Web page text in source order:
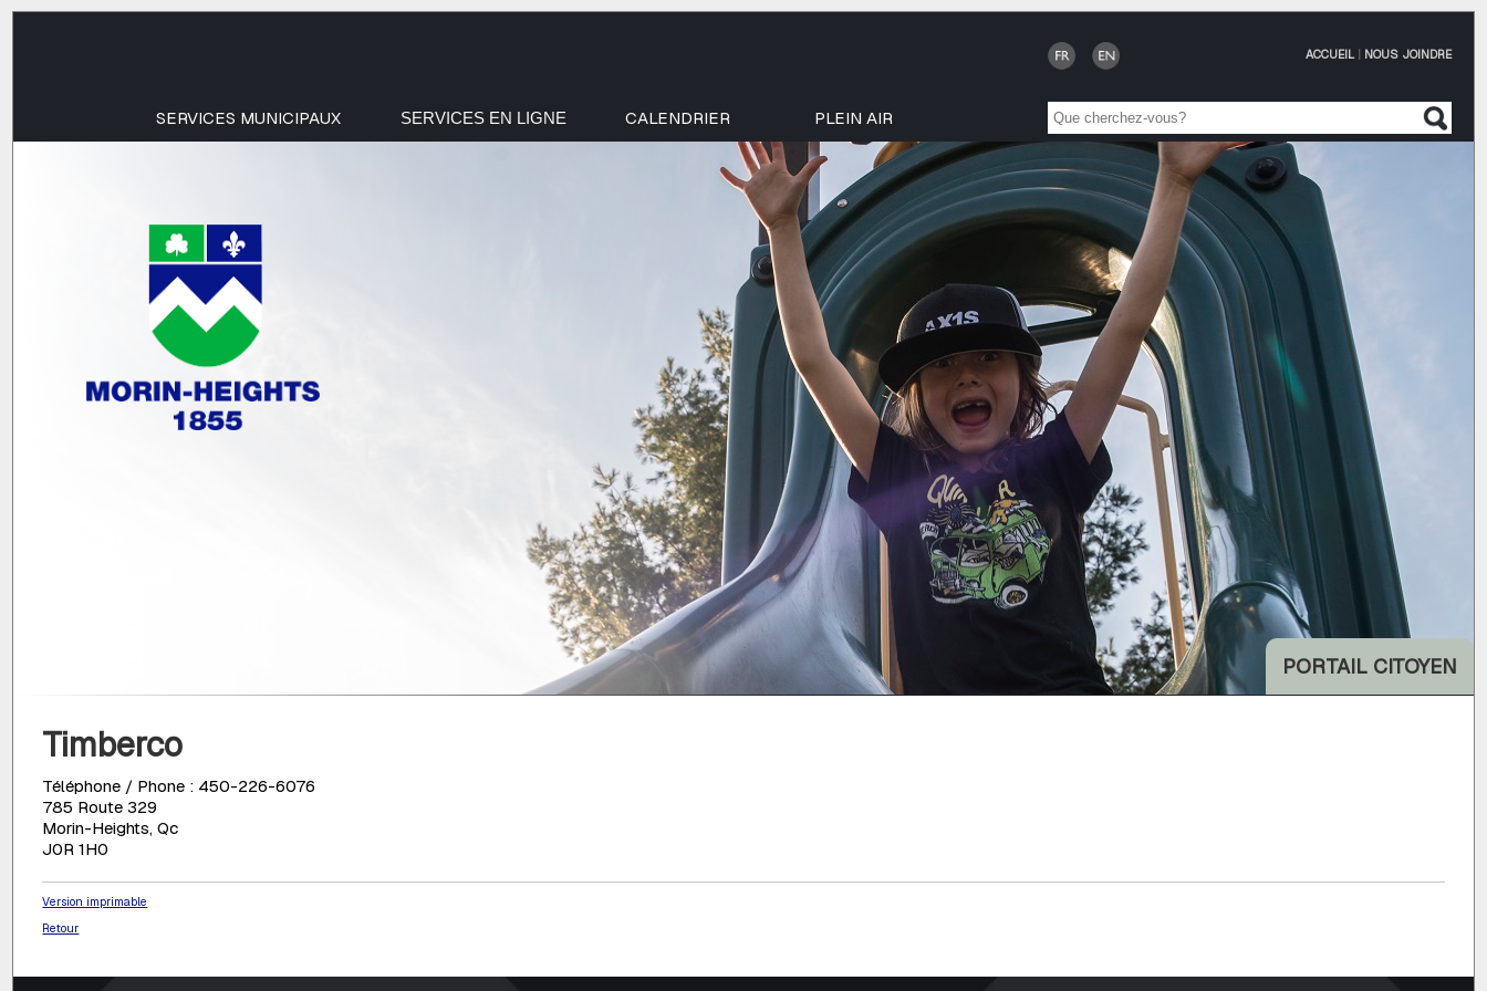
ACCUEIL| NOUS JOINDRE
SERVICES MUNICIPAUX SERVICES EN LIGNE CALENDRIER PLEIN AIR
PORTAIL CITOYEN
Timberco
Téléphone / Phone : 450-226-6076
785 Route 329
Morin-Heights, Qc
J0R 1H0
Version imprimable
Retour